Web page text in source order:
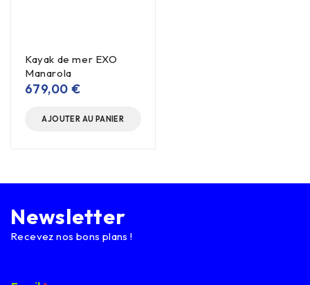
Kayak de mer EXO
Manarola
679,00 €
AJOUTER AU PANIER
Newsletter
Recevez nos bons plans !